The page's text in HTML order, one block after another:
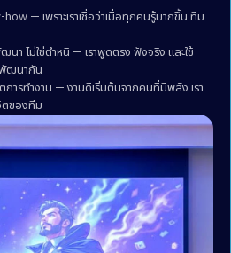
— เพราะเราเชื่อว่าเมื่อทุกคนรู้มากขึ้น ทีม
า ไม่ใช่ตำหนิ — เราพูดตรง ฟังจริง และใช้
พัฒนากัน
การทำงาน — งานดีเริ่มต้นจากคนที่มีพลัง เรา
ของทีม